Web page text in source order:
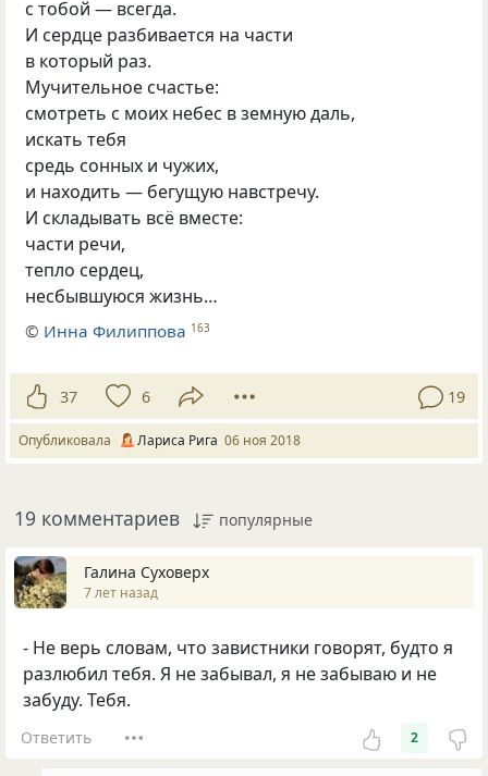
с тобой — всегда.
И сердце разбивается на части
в который раз.
Мучительное счастье:
смотреть с моих небес в земную даль,
искать тебя
средь сонных и чужих,
и находить — бегущую навстречу.
И складывать всё вместе:
части речи,
тепло сердец,
несбывшуюся жизнь…
© Инна Филиппова 163
37 6 19
Опубликовала Лариса Рига 06 ноя 2018
19 комментариев популярные
Галина Суховерх
7 лет назад
- Не верь словам, что завистники говорят, будто я
разлюбил тебя. Я не забывал, я не забываю и не
забуду. Тебя.
Ответить 2